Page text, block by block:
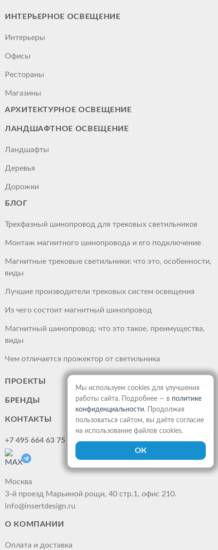
ИНТЕРЬЕРНОЕ ОСВЕЩЕНИЕ
Интерьеры
Офисы
Рестораны
Магазины
АРХИТЕКТУРНОЕ ОСВЕЩЕНИЕ
ЛАНДШАФТНОЕ ОСВЕЩЕНИЕ
Ландшафты
Деревья
Дорожки
БЛОГ
Трехфазный шинопровод для трековых светильников
Монтаж магнитного шинопровода и его подключение
Магнитные трековые светильники: что это, особенности,
виды
Лучшие производители трековых систем освещения
Из чего состоит магнитный шинопровод
Магнитный шинопровод: что это такое, преимущества,
виды
Чем отличается прожектор от светильника
ПРОЕКТЫ
БРЕНДЫ
КОНТАКТЫ
+7 495 664 63 75
Москва
3-й проезд Марьиной рощи, 40 стр.1, офис 210.
info@insertdesign.ru
О КОМПАНИИ
Оплата и доставка
Мы используем cookies для улучшения
работы сайта. Подробнее — в политике
конфиденциальности. Продолжая
пользоваться сайтом, вы даёте согласие
на использование файлов cookies.